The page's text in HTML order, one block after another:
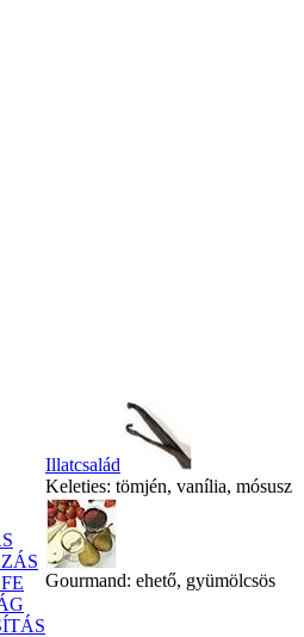
Illatcsalád
Keleties: tömjén, vanília, mósusz
Gourmand: ehető, gyümölcsös